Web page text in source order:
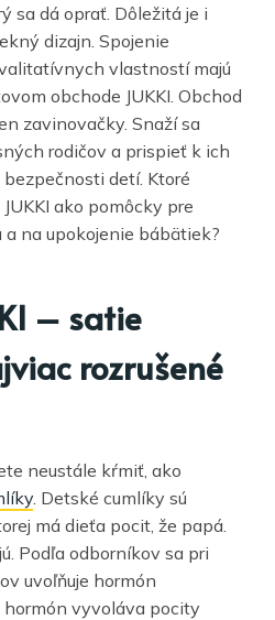
sa dá oprať. Dôležitá je i
dizajn. Spojenie
vlastností majú
obchode JUKKI. Obchod
zavinovačky. Snaží sa
rodičov a prispieť k ich
detí. Ktoré
ako pomôcky pre
na upokojenie bábätiek?
– satie
rozrušené
neustále kŕmiť, ako
. Detské cumlíky sú
má dieťa pocit, že papá.
Podľa odborníkov sa pri
uvoľňuje hormón
vyvoláva pocity